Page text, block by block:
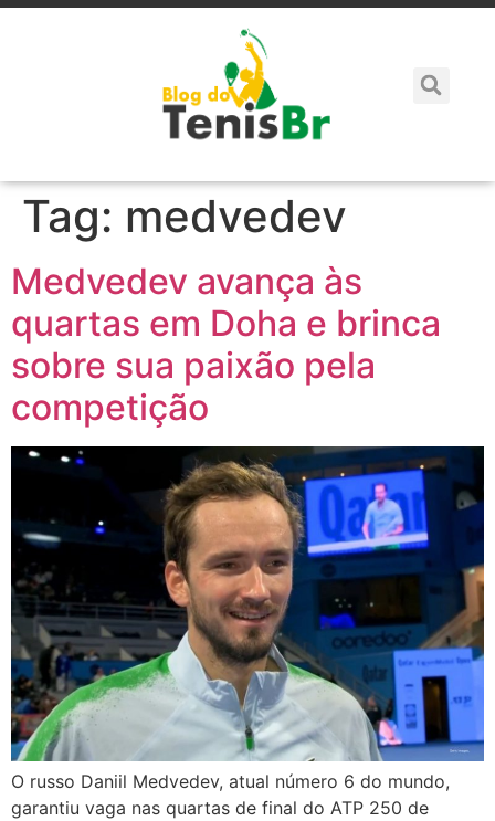
Tag: medvedev
Medvedev avança às
quartas em Doha e brinca
sobre sua paixão pela
competição
O russo Daniil Medvedev, atual número 6 do mundo,
garantiu vaga nas quartas de final do ATP 250 de